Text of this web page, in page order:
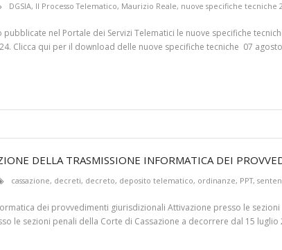
DGSIA, Il Processo Telematico, Maurizio Reale, nuove specifiche tecniche
pubblicate nel Portale dei Servizi Telematici le nuove specifiche
Clicca qui per il download delle nuove specifiche tecniche 07
DELLA TRASMISSIONE INFORMATICA DEI
cassazione, decreti, decreto, deposito telematico, ordinanze, PPT,
dei provvedimenti giurisdizionali Attivazione presso le
le sezioni penali della Corte di Cassazione a decorrere dal 15 luglio